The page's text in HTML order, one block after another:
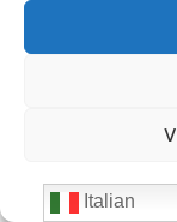
In
Italian